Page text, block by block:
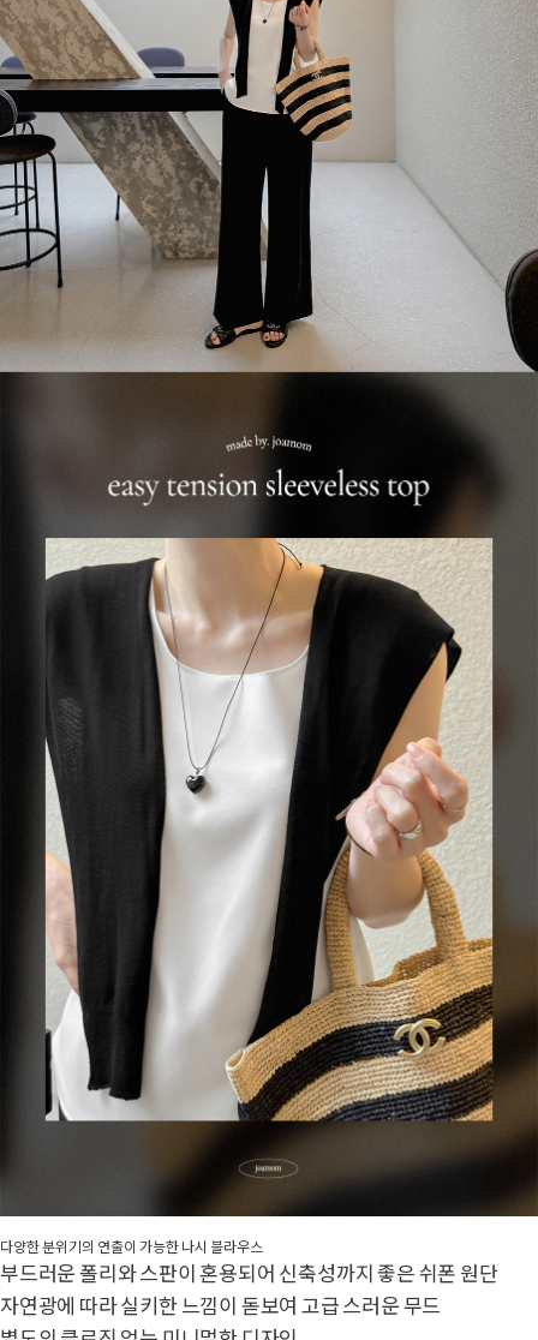
다양한 분위기의 연출이 가능한 나시 블라우스
부드러운 폴리와 스판이 혼용되어 신축성까지 좋은 쉬폰 원단
자연광에 따라 실키한 느낌이 돋보여 고급 스러운 무드